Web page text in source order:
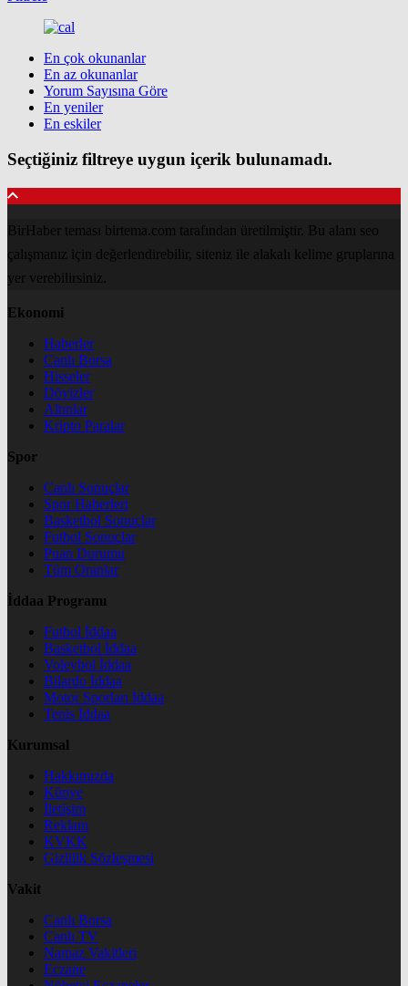
En çok okunanlar
En az okunanlar
Yorum Sayısına Göre
En yeniler
En eskiler
Seçtiğiniz filtreye uygun içerik bulunamadı.
BirHaber teması birtema.com tarafından üretilmiştir. Bu alanı seo
çalışmanız için değerlendirebilir, siteniz ile alakalı kelime gruplarına
yer verebilirsiniz.
Ekonomi
Haberler
Canlı Borsa
Hisseler
Dövizler
Altınlar
Kripto Paralar
Spor
Canlı Sonuçlar
Spor Haberleri
Basketbol Sonuçlar
Futbol Sonuçlar
Puan Durumu
Tüm Oranlar
İddaa Programı
Futbol İddaa
Basketbol İddaa
Voleybol İddaa
Bilardo İddaa
Motor Sporları İddaa
Tenis İddaa
Kurumsal
Hakkımızda
Künye
İletişim
Reklam
KVKK
Gizlilik Sözleşmesi
Vakit
Canlı Borsa
Canlı TV
Namaz Vakitleri
Eczane